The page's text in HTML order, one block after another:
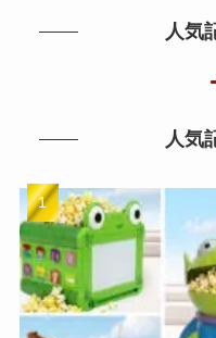
人気
人気